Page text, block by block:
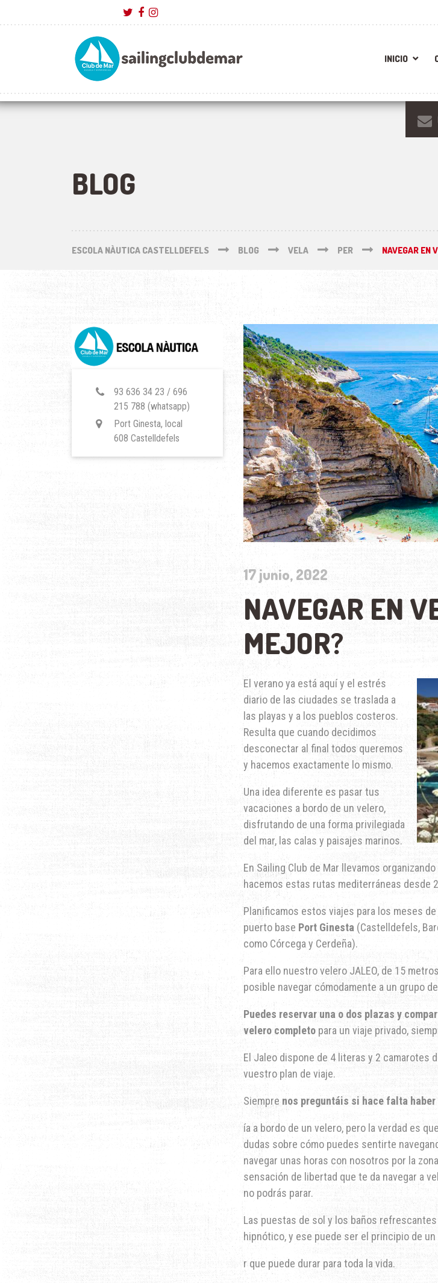
INICIO
BLOG
ESCOLA NÀUTICA CASTELLDEFELS BLOG VELA PER NAVEGAR EN
17 junio, 2022
NAVEGAR EN
MEJOR?
El verano ya está aquí y el estrés
diario de las ciudades se traslada a
las playas y a los pueblos costeros.
Resulta que cuando decidimos
desconectar al final todos queremos
y hacemos exactamente lo mismo.
Una idea diferente es pasar tus
vacaciones a bordo de un velero,
disfrutando de una forma privilegiada
del mar, las calas y paisajes marinos.
En Sailing Club de Mar llevamos
hacemos estas rutas mediterráneas desde
Planificamos estos viajes para los meses de
puerto base Port Ginesta (Castelldefels,
como Córcega y Cerdeña).
Para ello nuestro velero JALEO, de 15
posible navegar cómodamente a un grupo
Puedes reservar una o dos plazas y
velero completo para un viaje privado,
El Jaleo dispone de 4 literas y 2 camarotes
vuestro plan de viaje.
Siempre nos preguntáis si hace falta haber
ía a bordo de un velero, pero la verdad es
dudas sobre cómo puedes sentirte
navegar unas horas con nosotros por la
sensación de libertad que te da navegar a
no podrás parar.
Las puestas de sol y los baños
hipnótico, y ese puede ser el principio de
r que puede durar para toda la vida.
93 636 34 23 / 696
215 788 (whatsapp)
Port Ginesta, local
608 Castelldefels